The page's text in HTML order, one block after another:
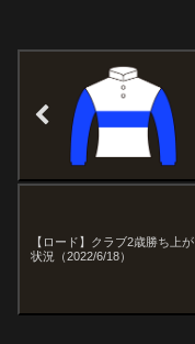
【ロード】クラブ2歳勝ち上
状況（2022/6/18）